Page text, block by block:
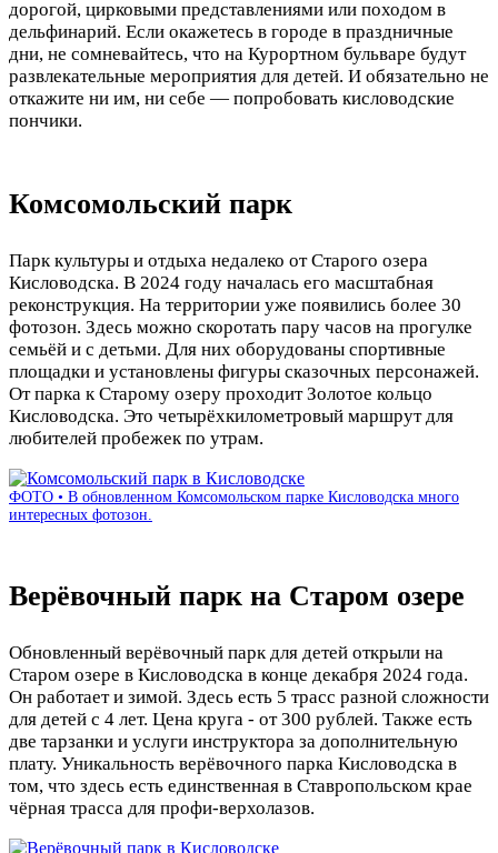
дорогой, цирковыми представлениями или походом в
дельфинарий. Если окажетесь в городе в праздничные
дни, не сомневайтесь, что на Курортном бульваре будут
развлекательные мероприятия для детей. И обязательно не
откажите ни им, ни себе — попробовать кисловодские
пончики.
Комсомольский парк
Парк культуры и отдыха недалеко от Старого озера
Кисловодска. В 2024 году началась его масштабная
реконструкция. На территории уже появились более 30
фотозон. Здесь можно скоротать пару часов на прогулке
семьёй и с детьми. Для них оборудованы спортивные
площадки и установлены фигуры сказочных персонажей.
От парка к Старому озеру проходит Золотое кольцо
Кисловодска. Это четырёхкилометровый маршрут для
любителей пробежек по утрам.
ФОТО • В обновленном Комсомольском парке Кисловодска много
интересных фотозон.
Верёвочный парк на Старом озере
Обновленный верёвочный парк для детей открыли на
Старом озере в Кисловодска в конце декабря 2024 года.
Он работает и зимой. Здесь есть 5 трасс разной сложности
для детей с 4 лет. Цена круга - от 300 рублей. Также есть
две тарзанки и услуги инструктора за дополнительную
плату. Уникальность верёвочного парка Кисловодска в
том, что здесь есть единственная в Ставропольском крае
чёрная трасса для профи-верхолазов.